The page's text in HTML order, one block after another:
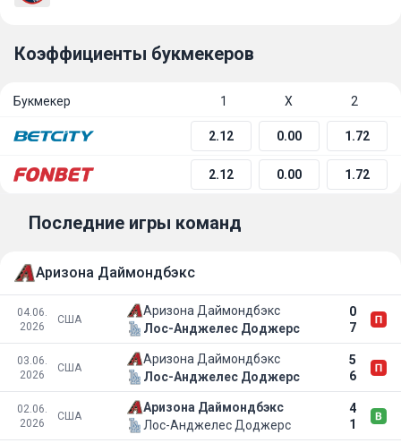
Коэффициенты букмекеров
Букмекер 1 Х 2
2.12 0.00 1.72
2.12 0.00 1.72
Последние игры команд
Аризона Даймондбэкс
04.06.
2026
США
Аризона Даймондбэкс
0
7
Лос-Анджелес Доджерс
03.06.
2026
США
Аризона Даймондбэкс
5
6
Лос-Анджелес Доджерс
02.06.
2026
США
Аризона Даймондбэкс
4
1
Лос-Анджелес Доджерс